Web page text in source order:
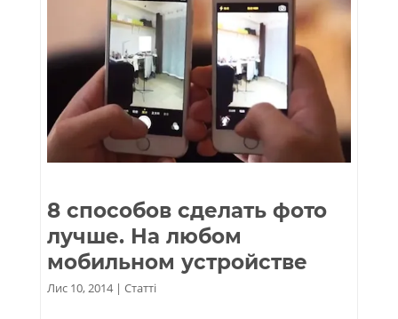
8 способов сделать фото
лучше. На любом
мобильном устройстве
Лис 10, 2014| Статті